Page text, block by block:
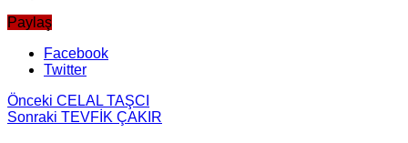
Paylaş
Facebook
Twitter
Önceki CELAL TAŞCI
Sonraki TEVFİK ÇAKIR